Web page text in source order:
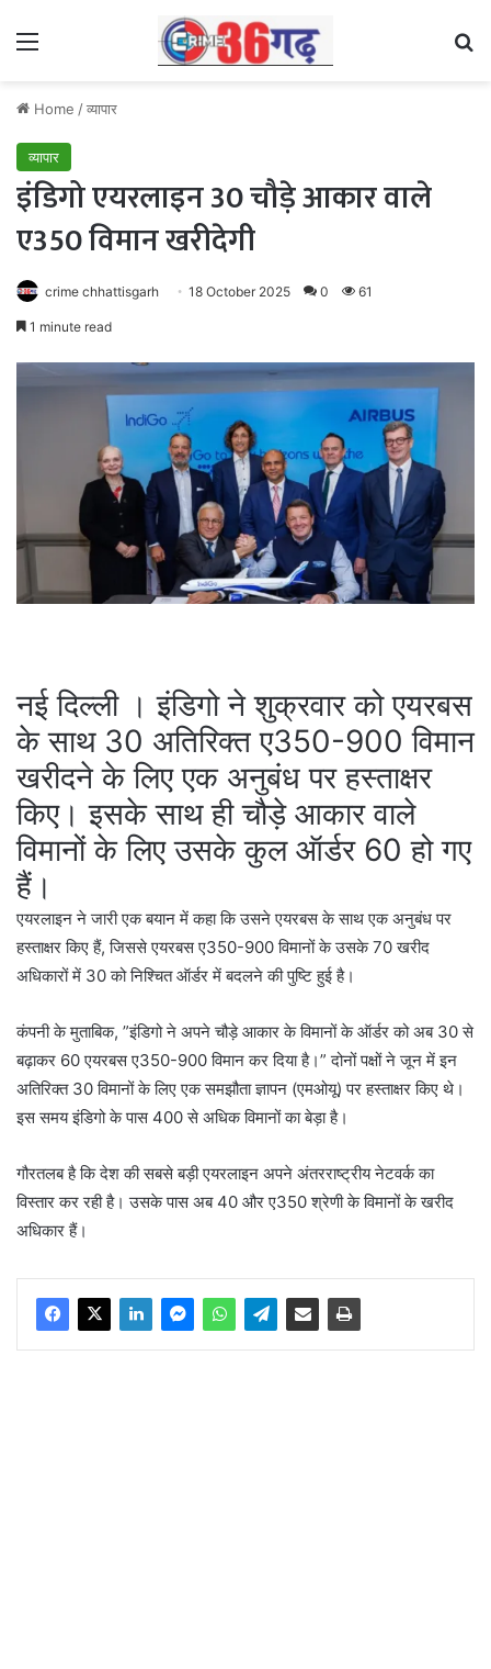
Menu
Home /व्यापार
व्यापार
इंडिगो एयरलाइन 30 चौड़े आकार वाले
ए350 विमान खरीदेगी
crime chhattisgarh 18 October 2025 0 61
1 minute read
नई दिल्ली । इंडिगो ने शुक्रवार को एयरबस
के साथ 30 अतिरिक्त ए350-900 विमान
खरीदने के लिए एक अनुबंध पर हस्ताक्षर
किए। इसके साथ ही चौड़े आकार वाले
विमानों के लिए उसके कुल ऑर्डर 60 हो गए
हैं।
एयरलाइन ने जारी एक बयान में कहा कि उसने एयरबस के साथ एक अनुबंध पर
हस्ताक्षर किए हैं, जिससे एयरबस ए350-900 विमानों के उसके 70 खरीद
अधिकारों में 30 को निश्चित ऑर्डर में बदलने की पुष्टि हुई है।
कंपनी के मुताबिक, ”इंडिगो ने अपने चौड़े आकार के विमानों के ऑर्डर को अब 30 से
बढ़ाकर 60 एयरबस ए350-900 विमान कर दिया है।” दोनों पक्षों ने जून में इन
अतिरिक्त 30 विमानों के लिए एक समझौता ज्ञापन (एमओयू) पर हस्ताक्षर किए थे।
इस समय इंडिगो के पास 400 से अधिक विमानों का बेड़ा है।
गौरतलब है कि देश की सबसे बड़ी एयरलाइन अपने अंतरराष्ट्रीय नेटवर्क का
विस्तार कर रही है। उसके पास अब 40 और ए350 श्रेणी के विमानों के खरीद
अधिकार हैं।